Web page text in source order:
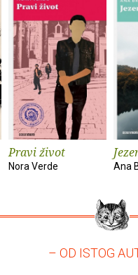
Pravi život
Nora Verde Ana
– OD ISTOG